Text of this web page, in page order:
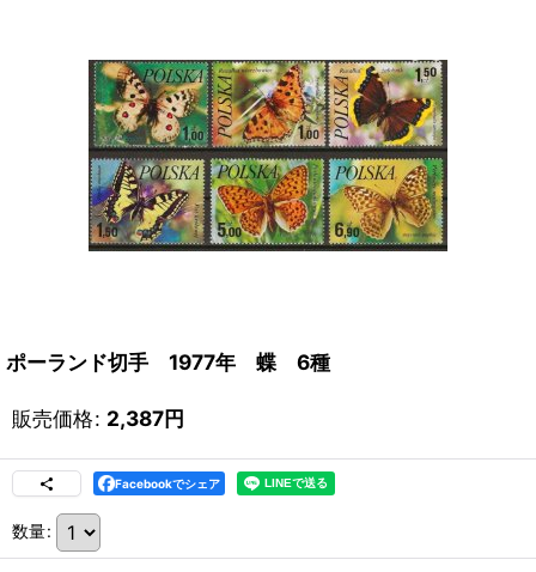
ポーランド切手 1977年 蝶 6種
販売価格: 2,387円
Facebookでシェア
数量: